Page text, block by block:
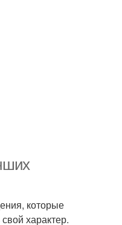
которые
характер.